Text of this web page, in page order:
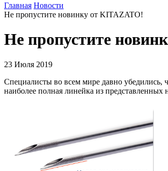
Главная Новости
Не пропустите новинку от KITAZATO!
Не пропустите
23 Июля 2019
Специалисты во всем мире давно убедились,
наиболее полная линейка из представленных